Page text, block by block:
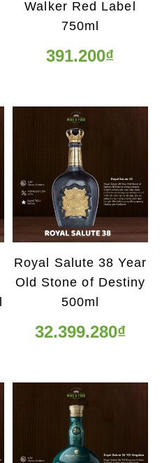
Walker Red Label
750ml
391.200₫
Royal Salute 38 Year
Old Stone of Destiny
500ml
32.399.280₫